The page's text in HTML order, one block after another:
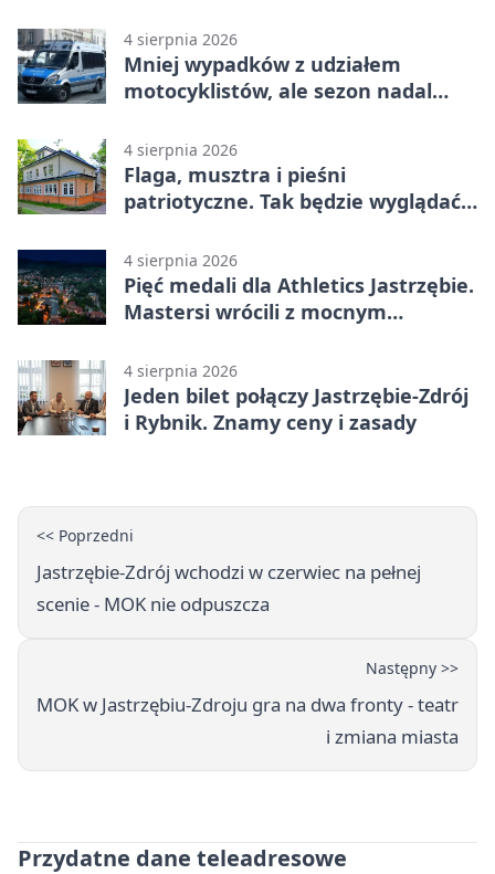
4 sierpnia 2026
Mniej wypadków z udziałem
motocyklistów, ale sezon nadal
4 sierpnia 2026
Flaga, musztra i pieśni
patriotyczne. Tak będzie wyglądać
4 sierpnia 2026
Pięć medali dla Athletics Jastrzębie.
Mastersi wrócili z mocnym
4 sierpnia 2026
Jeden bilet połączy Jastrzębie-Zdrój
i Rybnik. Znamy ceny i zasady
<< Poprzedni
Jastrzębie-Zdrój wchodzi w czerwiec na pełnej
scenie - MOK nie odpuszcza
Następny >>
MOK w Jastrzębiu-Zdroju gra na dwa fronty - teatr
i zmiana miasta
Przydatne dane teleadresowe